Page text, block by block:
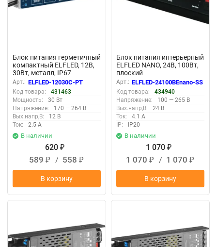
Блок питания герметичный
компактный ELFLED, 12В,
30Вт, металл, IP67
Арт.: ELFLED-12030С-PT
Код товара:
431463
Мощность:
30 Вт
Напряжение:
170 — 264 В
Вых.напр,В:
12 В
Ток:
2.5 А
В наличии
620 ₽
589 ₽ / 558 ₽
В корзину
Блок питания интерьерный
ELFLED NANO, 24В, 100Вт,
плоский
Арт.: ELFLED-24100BEnano-SS
Код товара:
434940
Напряжение:
100 — 265 В
Вых.напр,В:
24 В
Ток:
4.1 А
IP:
IP20
В наличии
1 070 ₽
1 070 ₽ / 1 070 ₽
В корзину